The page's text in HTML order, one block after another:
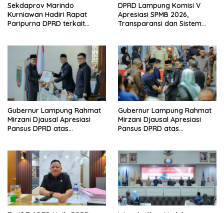
Sekdaprov Marindo
Kurniawan Hadiri Rapat
Paripurna DPRD terkait
Daerah Provinsi Lampung
Tahun 2026
DPRD Lampung Komisi V
Apresiasi SPMB 2026,
Transparansi dan Sistem
yang Sukses
Gubernur Lampung Rahmat
Mirzani Djausal Apresiasi
Pansus DPRD atas
Rapat Paripurna DPRD
Lampung
Gubernur Lampung Rahmat
Mirzani Djausal Apresiasi
Pansus DPRD atas
Rapat Paripurna DPRD
Lampung